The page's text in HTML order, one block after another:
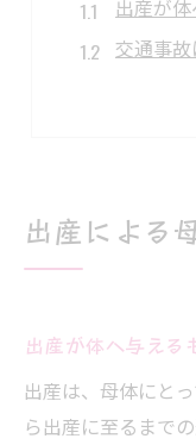
出産が
交通事
出産後
妊娠中の行
出産時
妊娠期
出産による
出産が体へ与える
出産は、母体にと
ら出産に至るまで